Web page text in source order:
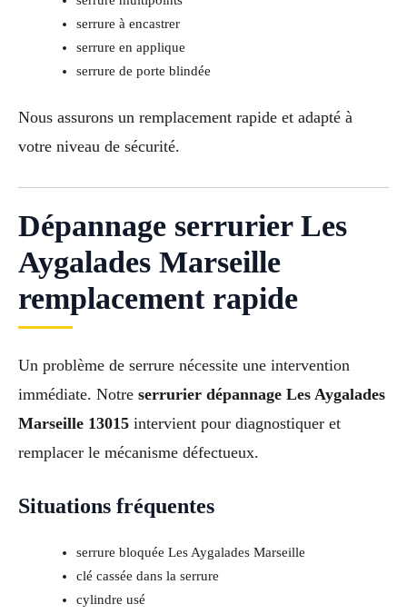
serrure à encastrer
serrure en applique
serrure de porte blindée
Nous assurons un remplacement rapide et adapté à
votre niveau de sécurité.
Dépannage serrurier Les
Aygalades Marseille
remplacement rapide
Un problème de serrure nécessite une intervention
immédiate. Notre serrurier dépannage Les Aygalades
Marseille 13015 intervient pour diagnostiquer et
remplacer le mécanisme défectueux.
Situations fréquentes
serrure bloquée Les Aygalades Marseille
clé cassée dans la serrure
cylindre usé